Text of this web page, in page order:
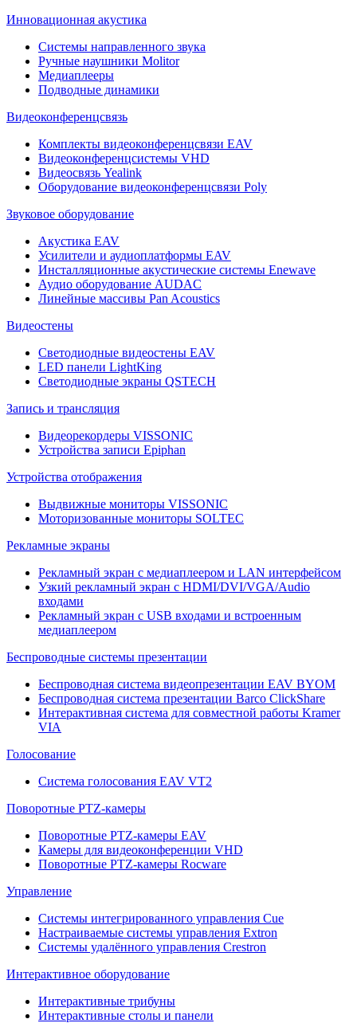
Инновационная акустика
Системы направленного звука
Ручные наушники Molitor
Медиаплееры
Подводные динамики
Видеоконференцсвязь
Комплекты видеоконференцсвязи EAV
Видеоконференцсистемы VHD
Видеосвязь Yealink
Оборудование видеоконференцсвязи Poly
Звуковое оборудование
Акустика EAV
Усилители и аудиоплатформы EAV
Инсталляционные акустические системы Enewave
Аудио оборудование AUDAC
Линейные массивы Pan Acoustics
Видеостены
Светодиодные видеостены EAV
LED панели LightKing
Светодиодные экраны QSTECH
Запись и трансляция
Видеорекордеры VISSONIC
Устройства записи Epiphan
Устройства отображения
Выдвижные мониторы VISSONIC
Моторизованные мониторы SOLTEC
Рекламные экраны
Рекламный экран с медиаплеером и LAN интерфейсом
Узкий рекламный экран с HDMI/DVI/VGA/Audio
входами
Рекламный экран с USB входами и встроенным
медиаплеером
Беспроводные системы презентации
Беспроводная система видеопрезентации EAV BYOM
Беспроводная система презентации Barco ClickShare
Интерактивная система для совместной работы Kramer
VIA
Голосование
Система голосования EAV VT2
Поворотные PTZ-камеры
Поворотные PTZ-камеры EAV
Камеры для видеоконференции VHD
Поворотные PTZ-камеры Rocware
Управление
Системы интегрированного управления Cue
Настраиваемые системы управления Extron
Системы удалённого управления Crestron
Интерактивное оборудование
Интерактивные трибуны
Интерактивные столы и панели